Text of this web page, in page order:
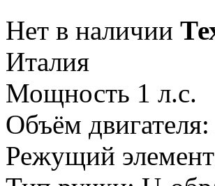
Нет в наличии
Италия
Мощность 1 л.с.
Объём
Режущий